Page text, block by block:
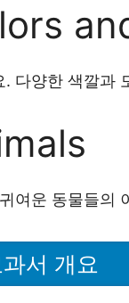
다양한 색깔과
여운 동물들의
서 개요